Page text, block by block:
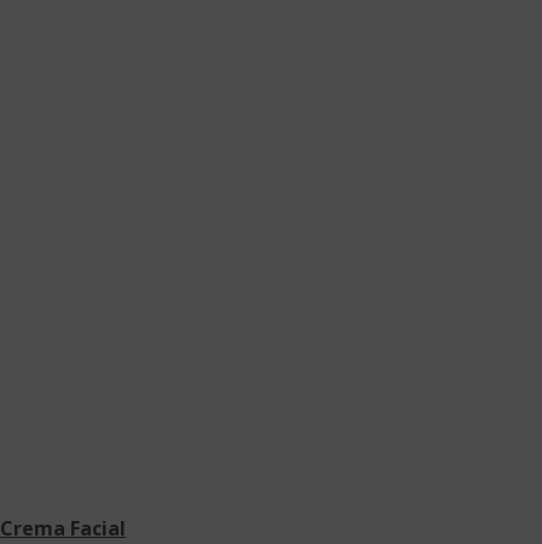
Crema Facial